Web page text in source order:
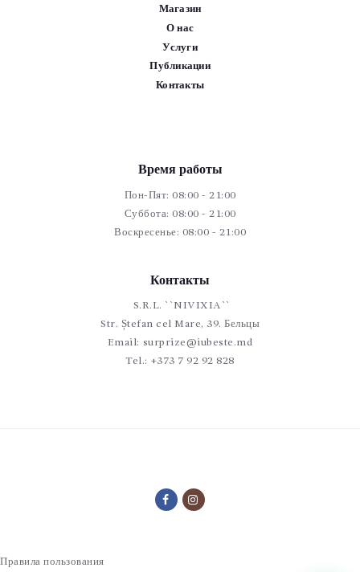
Магазин
О нас
Услуги
Публикации
Контакты
Время работы
Пон-Пят: 08:00 - 21:00
Суббота: 08:00 - 21:00
Воскресенье: 08:00 - 21:00
Контакты
S.R.L. ``NIVIXIA``
Str. Ștefan cel Mare, 39. Бельцы
Email: surprize@iubeste.md
Tel.: +373 7 92 92 828
Правила пользования